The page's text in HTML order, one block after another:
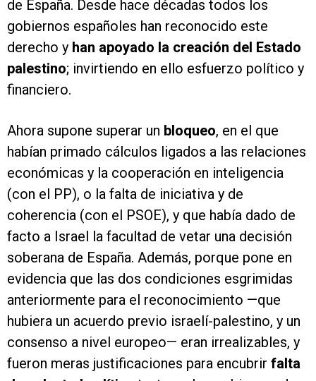
de España. Desde hace décadas todos los
gobiernos españoles han reconocido este
derecho y han apoyado la creación del Estado
palestino; invirtiendo en ello esfuerzo político y
financiero.
Ahora supone superar un bloqueo, en el que
habían primado cálculos ligados a las relaciones
económicas y la cooperación en inteligencia
(con el PP), o la falta de iniciativa y de
coherencia (con el PSOE), y que había dado de
facto a Israel la facultad de vetar una decisión
soberana de España. Además, porque pone en
evidencia que las dos condiciones esgrimidas
anteriormente para el reconocimiento —que
hubiera un acuerdo previo israelí-palestino, y un
consenso a nivel europeo— eran irrealizables, y
fueron meras justificaciones para encubrir falta